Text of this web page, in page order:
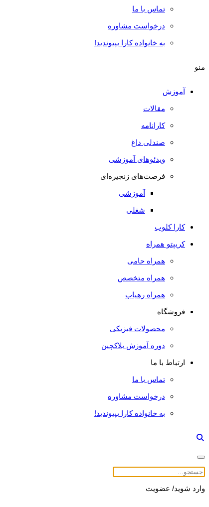
تماس با ما
درخواست مشاوره
به خانواده کارا بپیوندید!
منو
آموزش
مقالات
کارانامه
صندلی داغ
ویدئوهای آموزشی
فرصت‌های زنجیره‌ای
آموزشی
شغلی
کارا کلوب
کریپتو همراه
همراه حامی
همراه متخصص
همراه رهیاب
فروشگاه
محصولات فیزیکی
دوره آموزش بلاکچین
ارتباط با ما
تماس با ما
درخواست مشاوره
به خانواده کارا بپیوندید!
وارد شوید/ عضویت